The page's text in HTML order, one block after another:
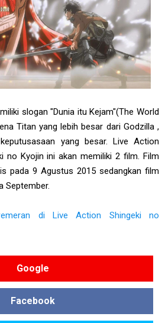
slogan "Dunia itu Kejam"(The World
Titan yang lebih besar dari Godzilla ,
yang besar. Live Action
no Kyojin ini akan memiliki 2 film. Film
pada 9 Agustus 2015 sedangkan film
September.
di Live Action Shingeki no
Google
Facebook